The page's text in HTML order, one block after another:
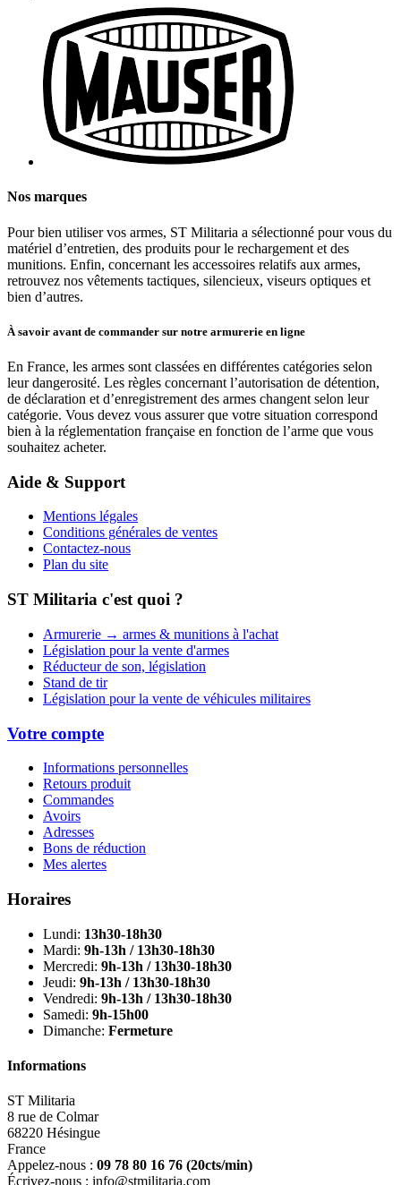
Nos marques
Pour bien utiliser vos armes, ST Militaria a sélectionné pour vous du
matériel d’entretien, des produits pour le rechargement et des
munitions. Enfin, concernant les accessoires relatifs aux armes,
retrouvez nos vêtements tactiques, silencieux, viseurs optiques et
bien d’autres.
À savoir avant de commander sur notre armurerie en ligne
En France, les armes sont classées en différentes catégories selon
leur dangerosité. Les règles concernant l’autorisation de détention,
de déclaration et d’enregistrement des armes changent selon leur
catégorie. Vous devez vous assurer que votre situation correspond
bien à la réglementation française en fonction de l’arme que vous
souhaitez acheter.
Aide & Support
Mentions légales
Conditions générales de ventes
Contactez-nous
Plan du site
ST Militaria c'est quoi ?
Armurerie → armes & munitions à l'achat
Législation pour la vente d'armes
Réducteur de son, législation
Stand de tir
Législation pour la vente de véhicules militaires
Votre compte
Informations personnelles
Retours produit
Commandes
Avoirs
Adresses
Bons de réduction
Mes alertes
Horaires
Lundi: 13h30-18h30
Mardi: 9h-13h / 13h30-18h30
Mercredi: 9h-13h / 13h30-18h30
Jeudi: 9h-13h / 13h30-18h30
Vendredi: 9h-13h / 13h30-18h30
Samedi: 9h-15h00
Dimanche: Fermeture
Informations
ST Militaria
8 rue de Colmar
68220 Hésingue
France
Appelez-nous : 09 78 80 16 76 (20cts/min)
Écrivez-nous : info@stmilitaria.com